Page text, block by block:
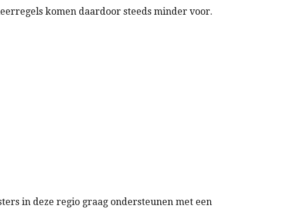
komen daardoor steeds minder voor.
in deze regio graag ondersteunen met een